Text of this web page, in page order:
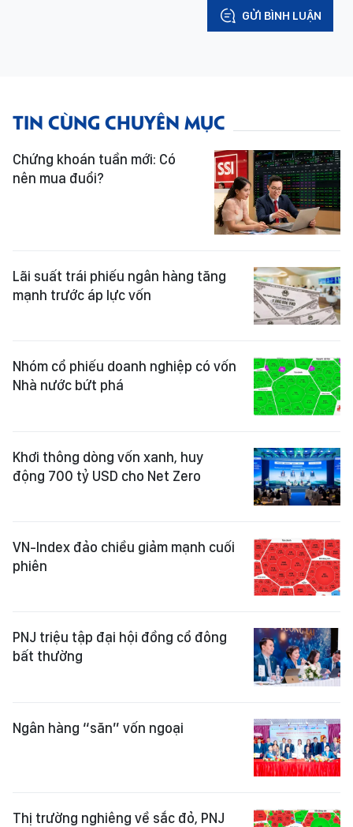
GỬI BÌNH LUẬN
TIN CÙNG CHUYÊN MỤC
Chứng khoán tuần mới: Có
nên mua đuổi?
Lãi suất trái phiếu ngân hàng tăng
mạnh trước áp lực vốn
Nhóm cổ phiếu doanh nghiệp có vốn
Nhà nước bứt phá
Khơi thông dòng vốn xanh, huy
động 700 tỷ USD cho Net Zero
VN-Index đảo chiều giảm mạnh cuối
phiên
PNJ triệu tập đại hội đồng cổ đông
bất thường
Ngân hàng “săn” vốn ngoại
Thị trường nghiêng về sắc đỏ, PNJ